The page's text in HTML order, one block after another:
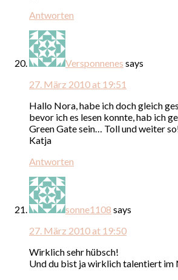
Antworten
Versponnenes says
27. März 2010 at 19:51
Hallo Nora, habe ich doch gleich
bevor ich es lesen konnte, hab ich
Green Gate sein… Toll und weiter
Katja
Antworten
sonne1108 says
27. März 2010 at 19:50
Wirklich sehr hübsch!
Und du bist ja wirklich talentiert im